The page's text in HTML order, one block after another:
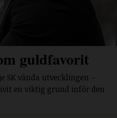
guldfavorit
SK vända utvecklingen –
en viktig grund inför den